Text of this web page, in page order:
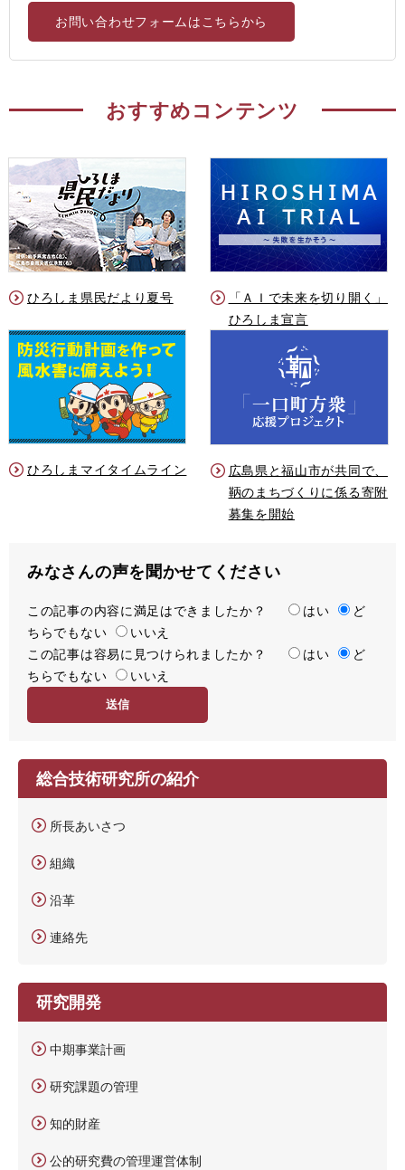
お問い合わせフォームはこちらから
おすすめコンテンツ
ひろしま県民だより夏号
「ＡＩで未来を切り開く」
ひろしま宣言
ひろしまマイタイムライン
広島県と福山市が共同で、
鞆のまちづくりに係る寄附
募集を開始
みなさんの声を聞かせてください
満
足
度
この記事の内容に満足はできましたか？ はい
ど
ちらでもない
いいえ
容
易
この記事は容易に見つけられましたか？ はい
ど
ちらでもない
いいえ
総合技術研究所の紹介
所長あいさつ
組織
沿革
連絡先
研究開発
中期事業計画
研究課題の管理
知的財産
公的研究費の管理運営体制